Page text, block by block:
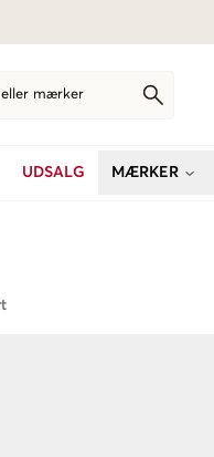
mærker
UDSALG MÆRKER